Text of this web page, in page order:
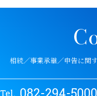
相続／事業承継／申告に関
Tel.